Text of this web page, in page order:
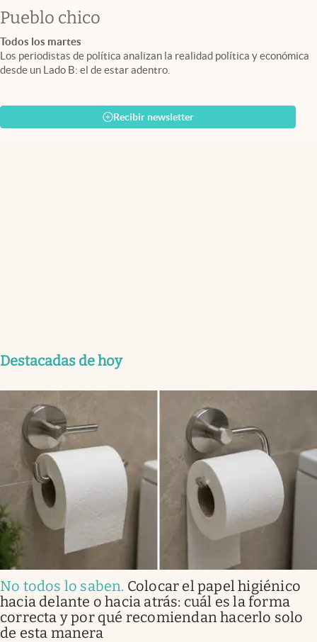
Pueblo chico
Todos los martes
Los periodistas de política analizan la realidad política y económica
desde un Lado B: el de estar adentro.
Recibir newsletter
Destacadas de hoy
No todos lo saben. Colocar el papel higiénico
hacia delante o hacia atrás: cuál es la forma
correcta y por qué recomiendan hacerlo solo
de esta manera